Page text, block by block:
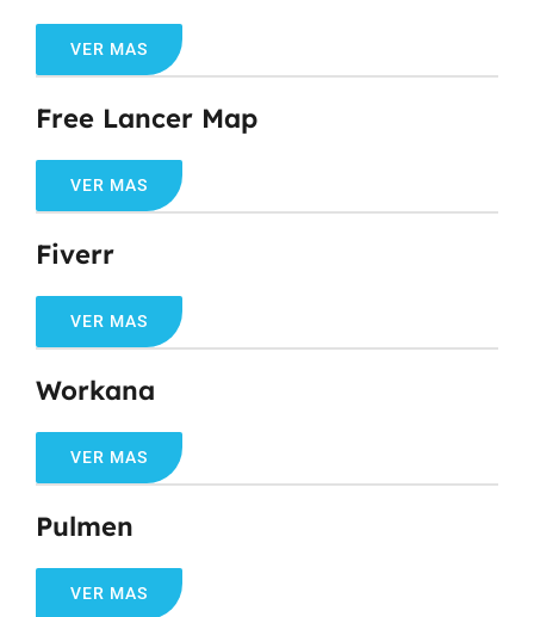
VER MAS
Free Lancer Map
VER MAS
Fiverr
VER MAS
Workana
VER MAS
Pulmen
VER MAS